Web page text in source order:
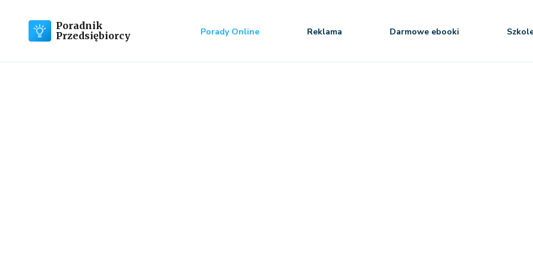
Poradnik
Przedsiębiorcy
Porady Online Reklama Darmowe ebooki